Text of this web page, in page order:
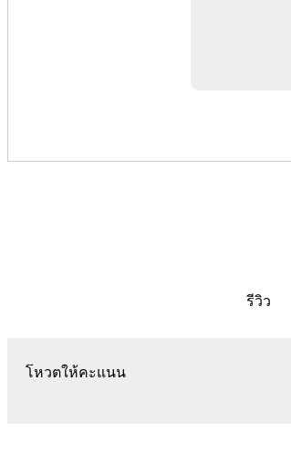
รีวิว
โหวตให้คะแนน